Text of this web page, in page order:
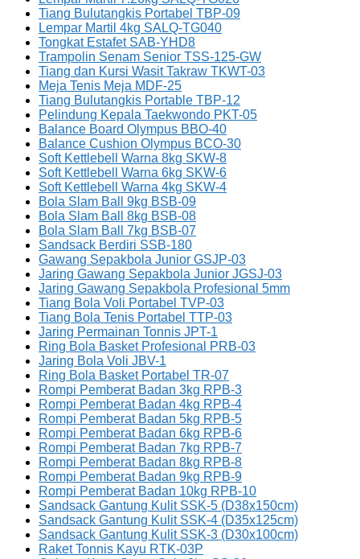
Tiang Bulutangkis Portabel TBP-09
Lempar Martil 4kg SALQ-TG040
Tongkat Estafet SAB-YHD8
Trampolin Senam Senior TSS-125-GW
Tiang dan Kursi Wasit Takraw TKWT-03
Meja Tenis Meja MDF-25
Tiang Bulutangkis Portable TBP-12
Pelindung Kepala Taekwondo PKT-05
Balance Board Olympus BBO-40
Balance Cushion Olympus BCO-30
Soft Kettlebell Warna 8kg SKW-8
Soft Kettlebell Warna 6kg SKW-6
Soft Kettlebell Warna 4kg SKW-4
Bola Slam Ball 9kg BSB-09
Bola Slam Ball 8kg BSB-08
Bola Slam Ball 7kg BSB-07
Sandsack Berdiri SSB-180
Gawang Sepakbola Junior GSJP-03
Jaring Gawang Sepakbola Junior JGSJ-03
Jaring Gawang Sepakbola Profesional 5mm
Tiang Bola Voli Portabel TVP-03
Tiang Bola Tenis Portabel TTP-03
Jaring Permainan Tonnis JPT-1
Ring Bola Basket Profesional PRB-03
Jaring Bola Voli JBV-1
Ring Bola Basket Portabel TR-07
Rompi Pemberat Badan 3kg RPB-3
Rompi Pemberat Badan 4kg RPB-4
Rompi Pemberat Badan 5kg RPB-5
Rompi Pemberat Badan 6kg RPB-6
Rompi Pemberat Badan 7kg RPB-7
Rompi Pemberat Badan 8kg RPB-8
Rompi Pemberat Badan 9kg RPB-9
Rompi Pemberat Badan 10kg RPB-10
Sandsack Gantung Kulit SSK-5 (D38x150cm)
Sandsack Gantung Kulit SSK-4 (D35x125cm)
Sandsack Gantung Kulit SSK-3 (D30x100cm)
Raket Tonnis Kayu RTK-03P